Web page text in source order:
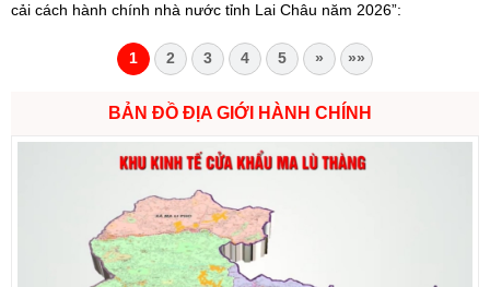
cải cách hành chính nhà nước tỉnh Lai Châu năm 2026”:
1 2 3 4 5 » »»
BẢN ĐỒ ĐỊA GIỚI HÀNH CHÍNH